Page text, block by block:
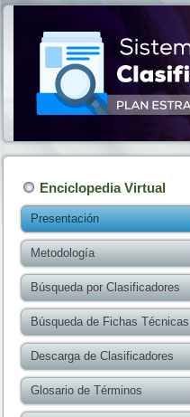
Enciclopedia Virtual
Presentación
Metodología
Búsqueda por Clasificadores
Búsqueda de Fichas Técnicas
Descarga de Clasificadores
Glosario de Términos